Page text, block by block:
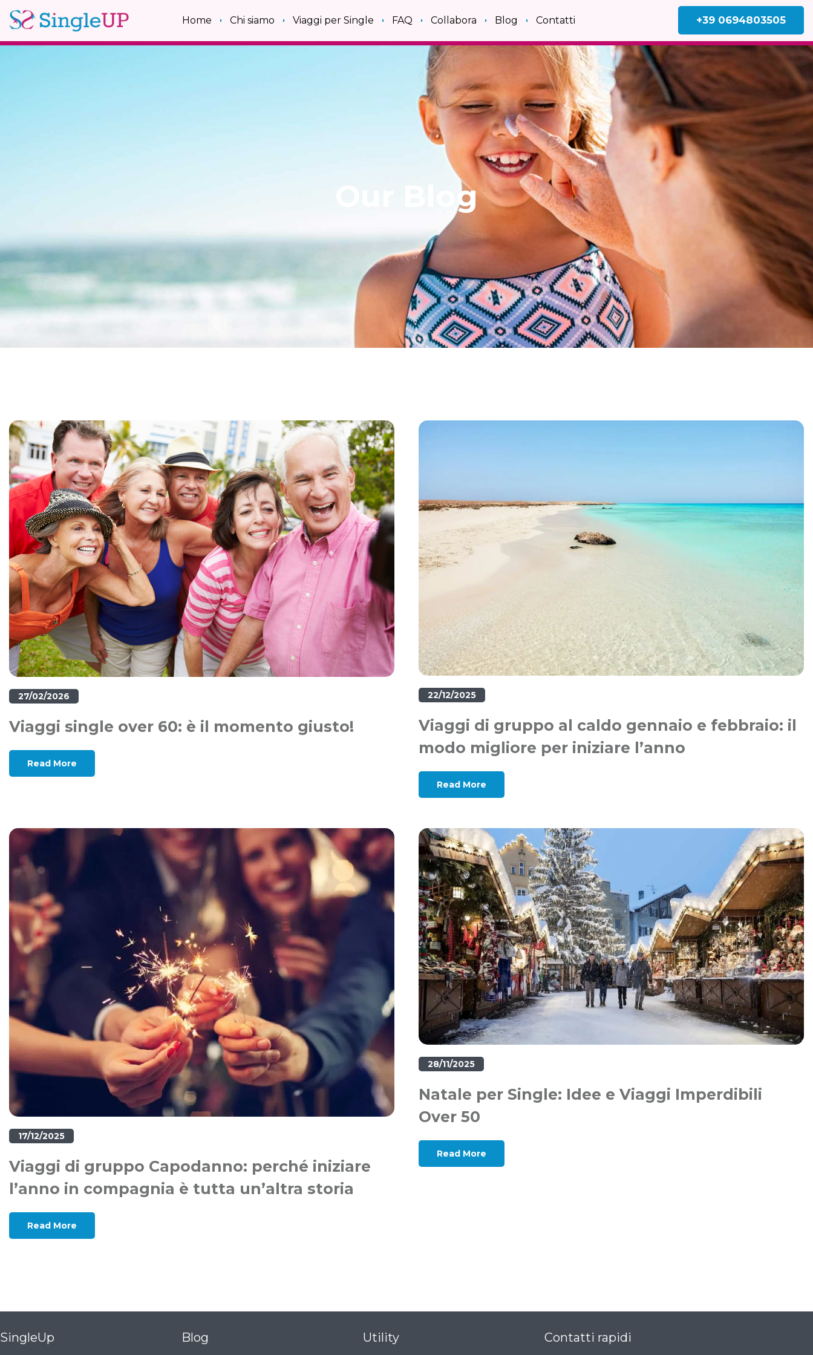
Home Chi siamo Viaggi per Single FAQ Collabora Blog Contatti +39 0694803505
Our Blog
27/02/2026
Viaggi single over 60: è il momento giusto!
Read More
22/12/2025
Viaggi di gruppo al caldo gennaio e febbraio: il
modo migliore per iniziare l’anno
Read More
17/12/2025
Viaggi di gruppo Capodanno: perché iniziare
l’anno in compagnia è tutta un’altra storia
Read More
28/11/2025
Natale per Single: Idee e Viaggi Imperdibili
Over 50
Read More
SingleUp Blog Utility Contatti rapidi